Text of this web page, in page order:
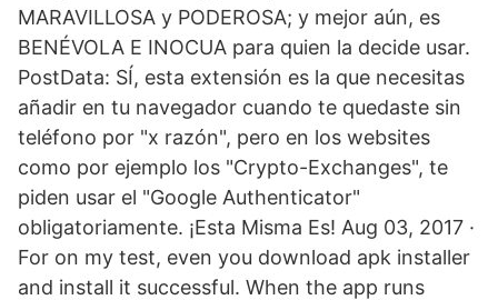
MARAVILLOSA y PODEROSA; y mejor aún, es
BENÉVOLA E INOCUA para quien la decide usar.
PostData: SÍ, esta extensión es la que necesitas
añadir en tu navegador cuando te quedaste sin
teléfono por "x razón", pero en los websites
como por ejemplo los "Crypto-Exchanges", te
piden usar el "Google Authenticator"
obligatoriamente. ¡Esta Misma Es! Aug 03, 2017 ·
For on my test, even you download apk installer
and install it successful. When the app runs